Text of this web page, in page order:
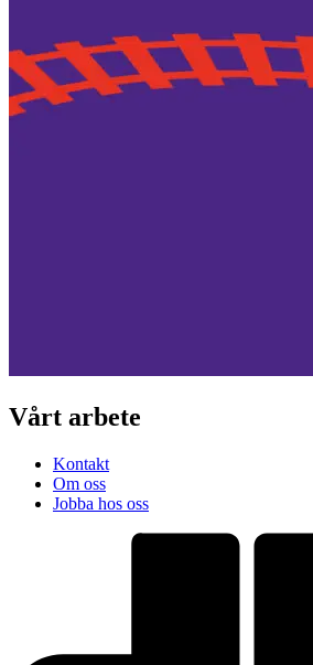
Vårt arbete
Kontakt
Om oss
Jobba hos oss